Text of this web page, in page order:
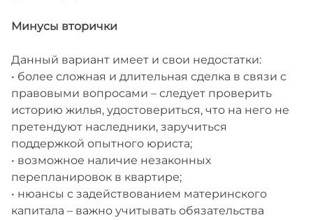
Минусы вторички
Данный вариант имеет и свои недостатки:
• более сложная и длительная сделка в связи с
правовыми вопросами – следует проверить
историю жилья, удостовериться, что на него не
претендуют наследники, заручиться
поддержкой опытного юриста;
• возможное наличие незаконных
перепланировок в квартире;
• нюансы с задействованием материнского
капитала – важно учитывать обязательства